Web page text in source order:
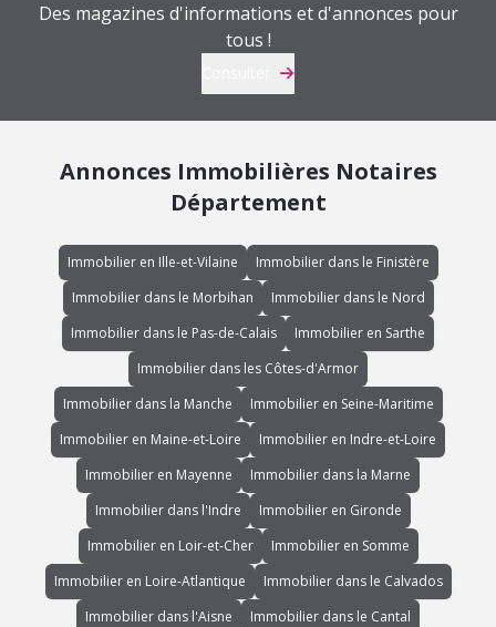
Des magazines d'informations et d'annonces pour
tous !
Annonces Immobilières Notaires
Département
Immobilier en Ille-et-Vilaine
Immobilier dans le Finistère
Immobilier dans le Morbihan
Immobilier dans le Nord
Immobilier dans le Pas-de-Calais
Immobilier en Sarthe
Immobilier dans les Côtes-d'Armor
Immobilier dans la Manche
Immobilier en Seine-Maritime
Immobilier en Maine-et-Loire
Immobilier en Indre-et-Loire
Immobilier en Mayenne
Immobilier dans la Marne
Immobilier dans l'Indre
Immobilier en Gironde
Immobilier en Loir-et-Cher
Immobilier en Somme
Immobilier en Loire-Atlantique
Immobilier dans le Calvados
Immobilier dans l'Aisne
Immobilier dans le Cantal